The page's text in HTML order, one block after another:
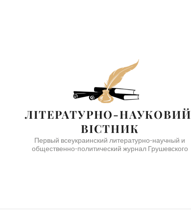
ЛІТЕРАТУРНО-НАУКОВИЙ
ВІСТНИК
Первый всеукраинский литературно-научный и
общественно-политический журнал Грушевского